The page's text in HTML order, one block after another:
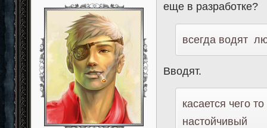
еще в разработке?
всегда водят
Вводят.
касается чего
настойчивый